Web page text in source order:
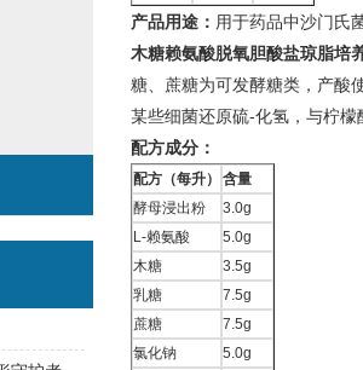
产品用途： 用于药品中沙门氏
木糖赖氨酸脱氧胆酸盐琼脂培
糖、蔗糖为可发酵糖类，产酸
某些细菌还原硫-化氢，与柠檬
配方成分：
配方（每升）
含量
酵母浸出粉
3.0g
L-赖氨酸
5.0g
木糖
3.5g
乳糖
7.5g
蔗糖
7.5g
氯化钠
5.0g